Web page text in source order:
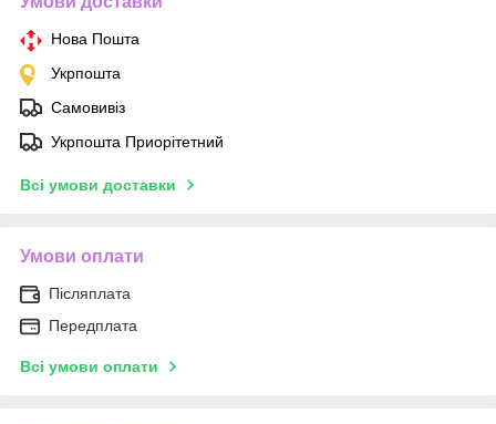
Нова Пошта
Укрпошта
Самовивіз
Укрпошта Приорітетний
Всі умови доставки
Умови оплати
Післяплата
Передплата
Всі умови оплати